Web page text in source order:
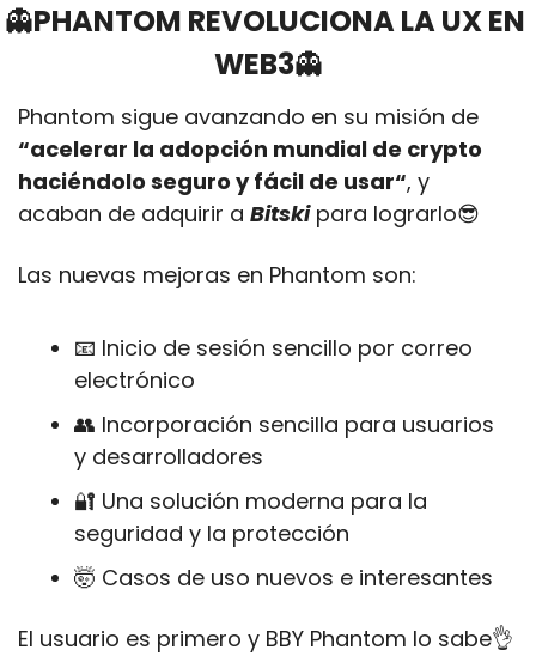
👻PHANTOM REVOLUCIONA LA UX EN
WEB3👻
“acelerar la adopción mundial de crypto
haciéndolo seguro y fácil de usar“, y
acaban de adquirir a Bitski para lograrlo😎
Las nuevas mejoras en Phantom son:
📧 Inicio de sesión sencillo por correo
electrónico
👥 Incorporación sencilla para usuarios
y desarrolladores
🔐 Una solución moderna para la
seguridad y la protección
🤯 Casos de uso nuevos e interesantes
El usuario es primero y BBY Phantom lo sabe👌